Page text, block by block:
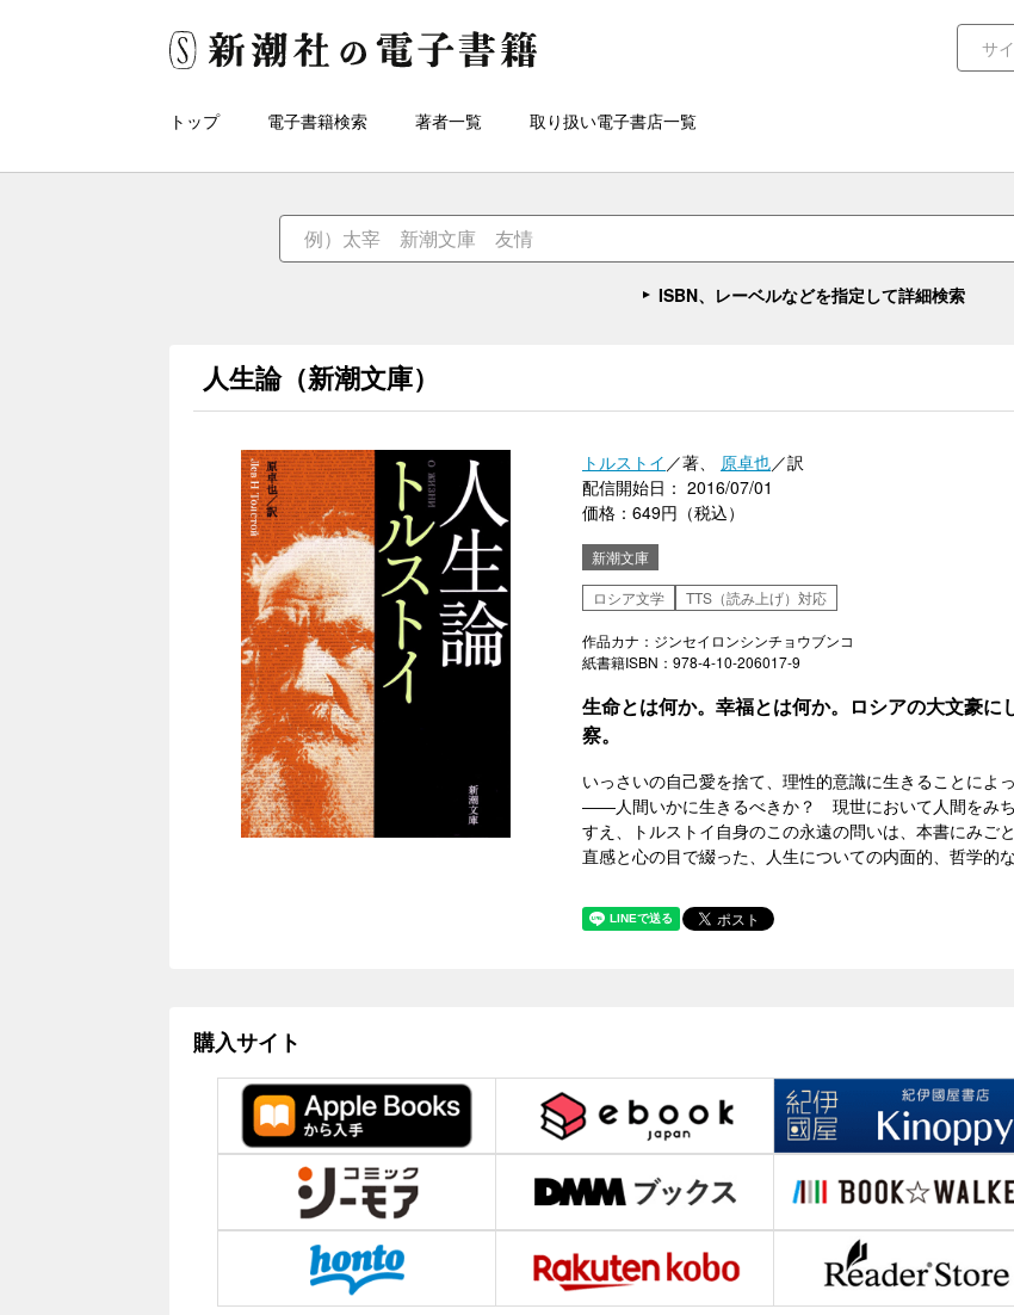
トップ 電子書籍検索 著者一覧 取り扱い電子書店一覧
ISBN、レーベルなどを指定して詳細検索
人生論（新潮文庫）
トルストイ ／著、 原卓也／訳
配信開始日： 2016/07/01
価格：649円（税込）
新潮文庫
ロシア文学
TTS（読み上げ）対応
作品カナ：ジンセイロンシンチョウブンコ
紙書籍ISBN：978-4-10-206017-9
生命とは何か。幸福とは何か。ロシアの大文豪
察。
いっさいの自己愛を捨て、理性的意識に生きることによ
――人間いかに生きるべきか？ 現世において人間をみ
すえ、トルストイ自身のこの永遠の問いは、本書にみご
直感と心の目で綴った、人生についての内面的、哲学的な
購入サイト